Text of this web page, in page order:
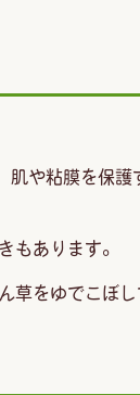
や粘膜を保護
もあります。
草をゆでこぼ